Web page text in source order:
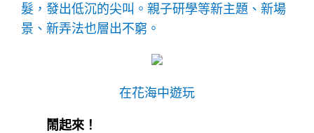
髮，發出低沉的尖叫。親子研學等新主題、新場
景、新弄法也層出不窮。
在花海中遊玩
鬧起來！